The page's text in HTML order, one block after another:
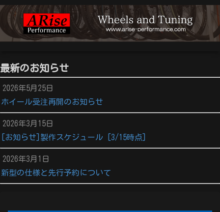
最新のお知らせ
2026年5月25日
ホイール受注再開のお知らせ
2026年3月15日
[お知らせ]製作スケジュール [3/15時点]
2026年3月1日
新型の仕様と先行予約について